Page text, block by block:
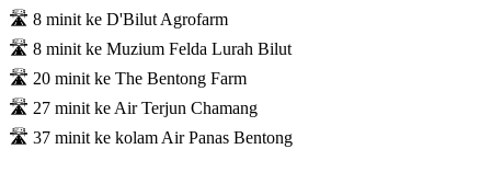
🛣️ 8 minit ke D'Bilut Agrofarm
🛣️ 8 minit ke Muzium Felda Lurah Bilut
🛣️ 20 minit ke The Bentong Farm
🛣️ 27 minit ke Air Terjun Chamang
🛣️ 37 minit ke kolam Air Panas Bentong